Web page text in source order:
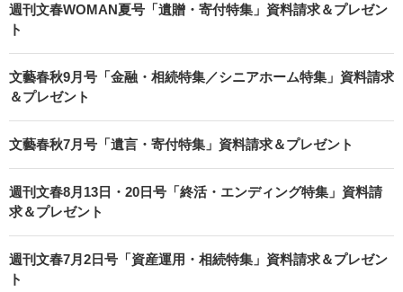
週刊文春WOMAN夏号「遺贈・寄付特集」資料請求＆プレゼン
ト
文藝春秋9月号「金融・相続特集／シニアホーム特集」資料請求
＆プレゼント
文藝春秋7月号「遺言・寄付特集」資料請求＆プレゼント
週刊文春8月13日・20日号「終活・エンディング特集」資料請
求＆プレゼント
週刊文春7月2日号「資産運用・相続特集」資料請求＆プレゼン
ト